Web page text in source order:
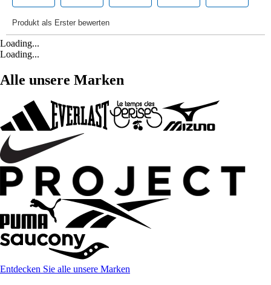
Loading...
Loading...
Alle unsere Marken
Entdecken Sie alle unsere Marken